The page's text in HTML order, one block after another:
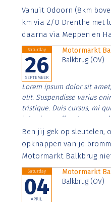
Aenean faucibus nibh et
imperdiet. Nunc ut sem
Vanuit Odoorn (8km
km via Z/O Drenthe met
daarna via Meppen en
Saturday
26
SEPTEMBER
Motormarkt
Balkbrug (OV)
Lorem ipsum dolor sit
elit. Suspendisse varius
tristique. Duis cursus, mi
interdum nulla, ut
Aenean faucibus nibh et
imperdiet. Nunc ut sem
Ben jij gek op sleutelen,
opknappen van je
Motormarkt Balkbrug
Saturday
04
APRIL
Motormarkt
Balkbrug (OV)